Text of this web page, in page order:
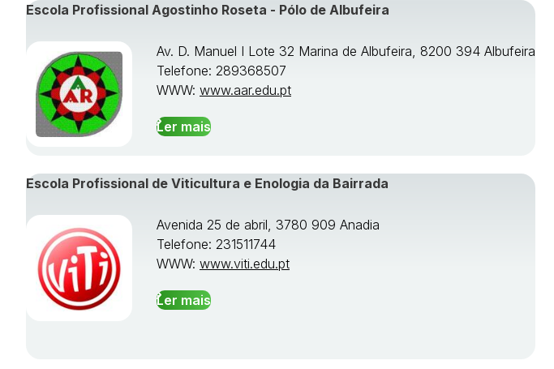
Escola Profissional Agostinho Roseta - Pólo de Albufeira
Av. D. Manuel I Lote 32 Marina de Albufeira, 8200 394 Albufeira
Telefone: 289368507
WWW: www.aar.edu.pt
Ler mais
Escola Profissional de Viticultura e Enologia da Bairrada
Avenida 25 de abril, 3780 909 Anadia
Telefone: 231511744
WWW: www.viti.edu.pt
Ler mais